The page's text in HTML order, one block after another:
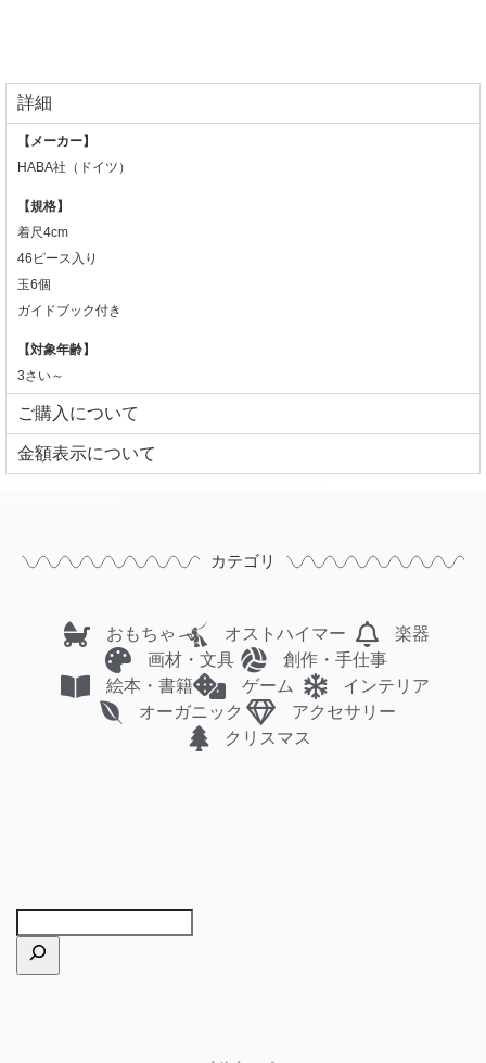
詳細
【メーカー】
HABA社（ドイツ）
【規格】
着尺4cm
46ピース入り
玉6個
ガイドブック付き
【対象年齢】
3さい～
ご購入について
⾦額表⽰について
カテゴリ
おもちゃ オストハイマー
楽器
画材・文具
創作・手仕事
絵本・書籍
ゲーム
インテリア
オーガニック
アクセサリー
クリスマス